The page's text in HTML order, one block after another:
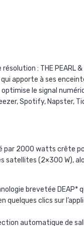
: THE PEARL &
apporte à ses
le signal
Spotify, Napster,
par 2000 watts crête
satellites (2×300 W),
brevetée DEAP*
clics sur
automatique de